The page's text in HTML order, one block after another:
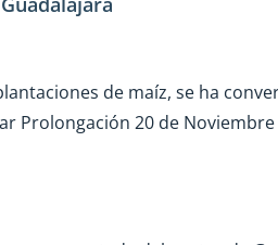
de maíz, se ha
Prolongación 20 de